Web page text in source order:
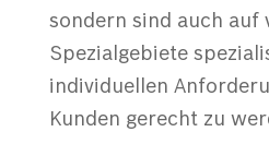
sondern sind auch auf
Spezialgebiete
individuellen
Kunden gerecht zu